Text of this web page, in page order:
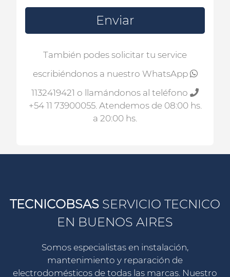
Enviar
También podes solicitar tu service
escribiéndonos a nuestro WhatsApp
1132419421 o llamándonos al teléfono
+54 11 73900055. Atendemos de 08:00 hs.
a 20:00 hs.
TECNICOBSAS SERVICIO TECNICO
EN BUENOS AIRES
Somos especialistas en instalación,
mantenimiento y reparación de
electrodomésticos de todas las marcas. Nuestro